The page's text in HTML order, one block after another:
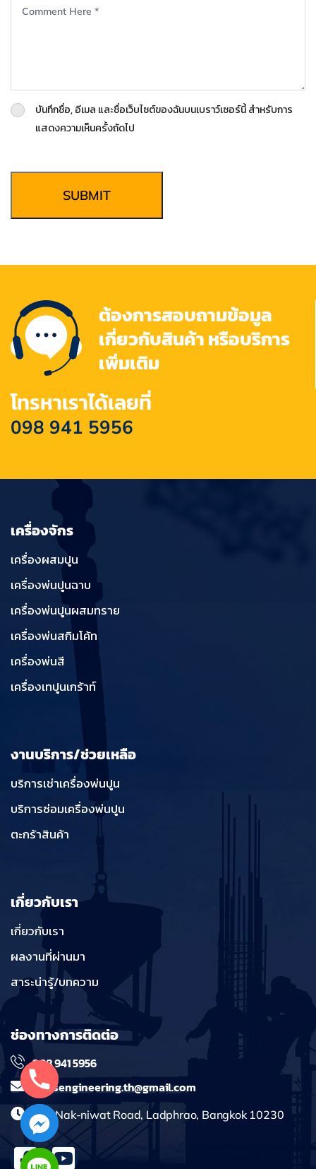
บันทึกชื่อ, อีเมล และชื่อเว็บไซต์ของฉันบนเบราว์เซอร์นี้ สำหรับการ
แสดงความเห็นครั้งถัดไป
SUBMIT
ต้องการสอบถามข้อมูล
เกี่ยวกับสินค้า หรือบริการ
เพิ่มเติม
โทรหาเราได้เลยที่
098 941 5956
เครื่องจักร
เครื่องผสมปูน
เครื่องพ่นปูนฉาบ
เครื่องพ่นปูนผสมทราย
เครื่องพ่นสกิมโค้ท
เครื่องพ่นสี
เครื่องเทปูนเกร้าท์
งานบริการ/ช่วยเหลือ
บริการเช่าเครื่องพ่นปูน
บริการซ่อมเครื่องพ่นปูน
ตะกร้าสินค้า
เกี่ยวกับเรา
เกี่ยวกับเรา
ผลงานที่ผ่านมา
สาระน่ารู้/บทความ
ช่องทางการติดต่อ
098 941 5956
massengineering.th@gmail.com
241 Nak-niwat Road, Ladphrao, Bangkok 10230